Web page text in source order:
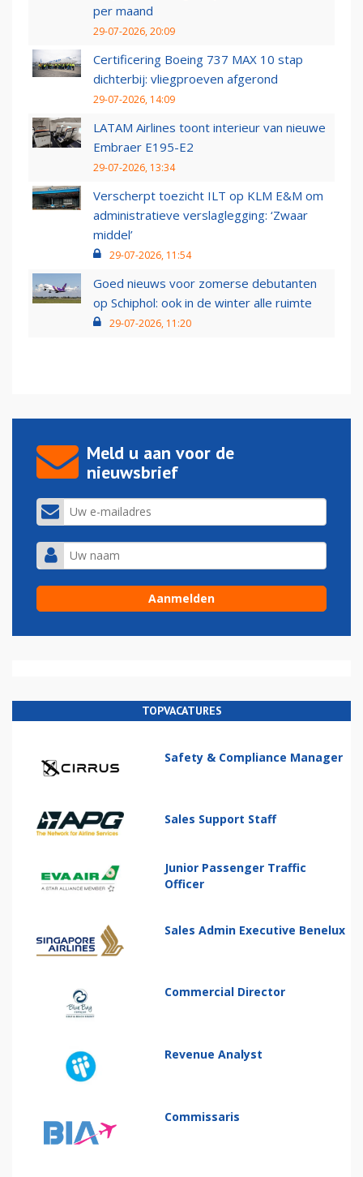
per maand
29-07-2026, 20:09
Certificering Boeing 737 MAX 10 stap
dichterbij: vliegproeven afgerond
29-07-2026, 14:09
LATAM Airlines toont interieur van nieuwe
Embraer E195-E2
29-07-2026, 13:34
Verscherpt toezicht ILT op KLM E&M om
administratieve verslaglegging: ‘Zwaar
middel’
29-07-2026, 11:54
Goed nieuws voor zomerse debutanten
op Schiphol: ook in de winter alle ruimte
29-07-2026, 11:20
Meld u aan voor de
nieuwsbrief
TOPVACATURES
Safety & Compliance Manager
Sales Support Staff
Junior Passenger Traffic
Officer
Sales Admin Executive Benelux
Commercial Director
Revenue Analyst
Commissaris